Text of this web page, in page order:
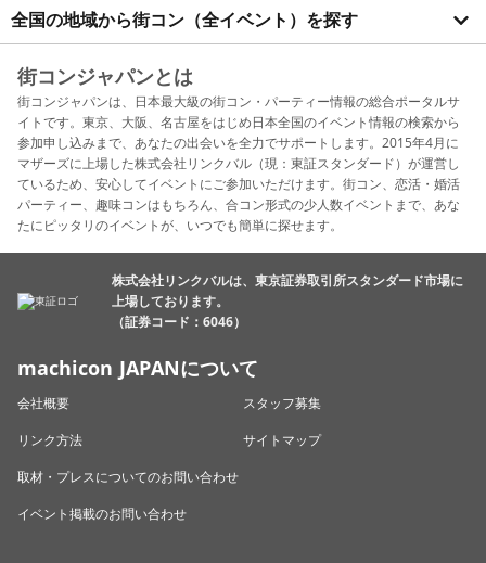
全国の地域から街コン（全イベント）を探す
街コンジャパンとは
街コンジャパンは、日本最大級の街コン・パーティー情報の総合ポータルサ
イトです。東京、大阪、名古屋をはじめ日本全国のイベント情報の検索から
参加申し込みまで、あなたの出会いを全力でサポートします。2015年4月に
マザーズに上場した株式会社リンクバル（現：東証スタンダード）が運営し
ているため、安心してイベントにご参加いただけます。街コン、恋活・婚活
パーティー、趣味コンはもちろん、合コン形式の少人数イベントまで、あな
たにピッタリのイベントが、いつでも簡単に探せます。
株式会社リンクバルは、東京証券取引所スタンダード市場に
上場しております。
（証券コード：6046）
machicon JAPANについて
会社概要
スタッフ募集
リンク方法
サイトマップ
取材・プレスについてのお問い合わせ
イベント掲載のお問い合わせ